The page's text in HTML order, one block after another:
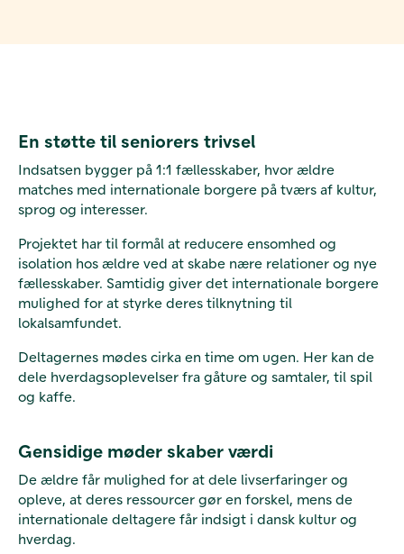
En støtte til seniorers trivsel
Indsatsen bygger på 1:1 fællesskaber, hvor ældre
matches med internationale borgere på tværs af kultur,
sprog og interesser.
Projektet har til formål at reducere ensomhed og
isolation hos ældre ved at skabe nære relationer og nye
fællesskaber. Samtidig giver det internationale borgere
mulighed for at styrke deres tilknytning til
lokalsamfundet.
Deltagernes mødes cirka en time om ugen. Her kan de
dele hverdagsoplevelser fra gåture og samtaler, til spil
og kaffe.
Gensidige møder skaber værdi
De ældre får mulighed for at dele livserfaringer og
opleve, at deres ressourcer gør en forskel, mens de
internationale deltagere får indsigt i dansk kultur og
hverdag.